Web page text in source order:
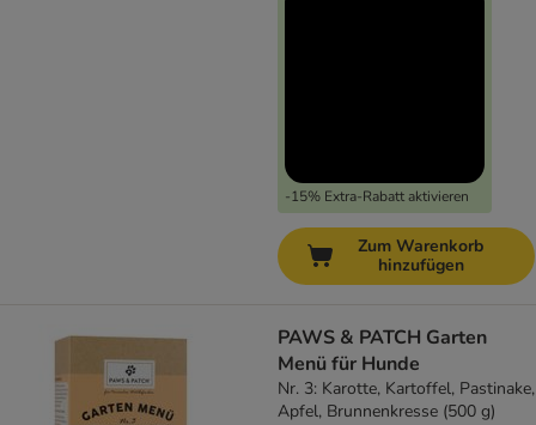
-15% Extra-Rabatt aktivieren
Zum Warenkorb
hinzufügen
PAWS & PATCH Garten
Menü für Hunde
Nr. 3: Karotte, Kartoffel, Pastinake,
Apfel, Brunnenkresse (500 g)